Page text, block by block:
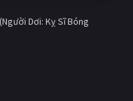
Quốc - Hồng Kông
Bản
Dơi: Kỵ Sĩ Bóng